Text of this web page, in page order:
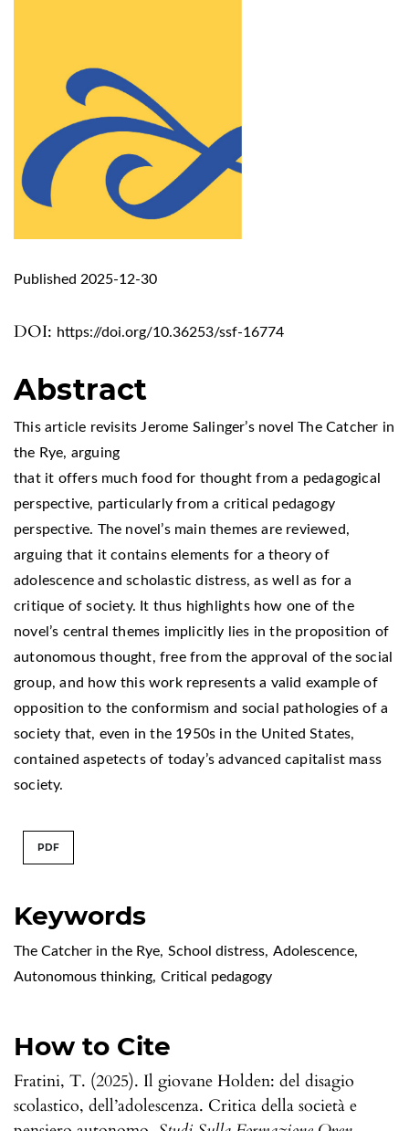
DOI: https://doi.org/10.36253/ssf-16774
Published 2025-12-30
Keywords
The Catcher in the Rye, School distress, Adolescence,
Autonomous thinking, Critical pedagogy
How to Cite
Fratini, T. (2025). Il giovane Holden: del disagio
scolastico, dell’adolescenza. Critica della società e
Abstract
This article revisits Jerome Salinger’s novel The Catcher in
the Rye, arguing
that it offers much food for thought from a pedagogical
perspective, particularly from a critical pedagogy
perspective. The novel’s main themes are reviewed,
arguing that it contains elements for a theory of
adolescence and scholastic distress, as well as for a
critique of society. It thus highlights how one of the
novel’s central themes implicitly lies in the proposition of
autonomous thought, free from the approval of the social
group, and how this work represents a valid example of
opposition to the conformism and social pathologies of a
society that, even in the 1950s in the United States,
contained aspetects of today’s advanced capitalist mass
society.
PDF